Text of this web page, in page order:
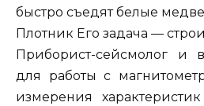
быстро съедят белые
Плотник Его задача —
Приборист-сейсмолог
для работы с
измерения